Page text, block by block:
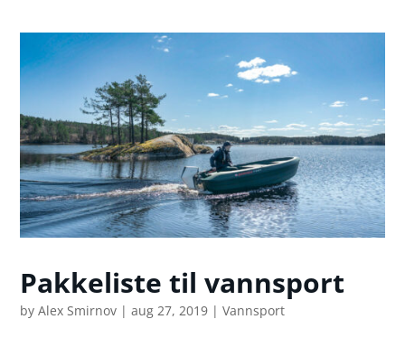
Pakkeliste til vannsport
byAlex Smirnov |aug 27, 2019 |Vannsport